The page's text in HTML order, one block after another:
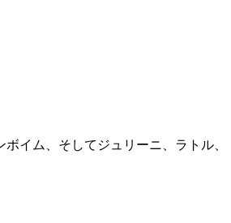
イム、そしてジュリーニ、ラトル、